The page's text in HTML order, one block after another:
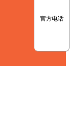
官方电话